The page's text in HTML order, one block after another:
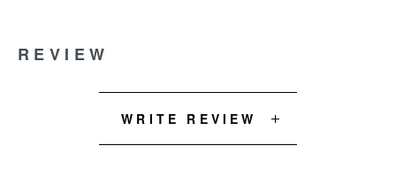
REVIEW
WRITE REVIEW